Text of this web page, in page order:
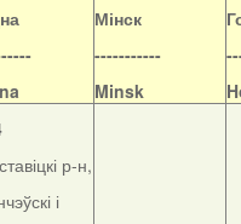
Мінск
-----------
Minsk
р-н,
і